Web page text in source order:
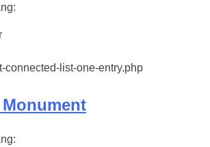
connected-list-one-entry.php